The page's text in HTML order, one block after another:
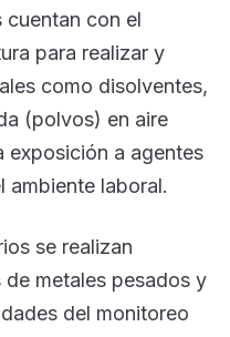
cuentan con el
para realizar y
como disolventes,
(polvos) en aire
exposición a agentes
ambiente laboral.
se realizan
metales pesados y
del monitoreo